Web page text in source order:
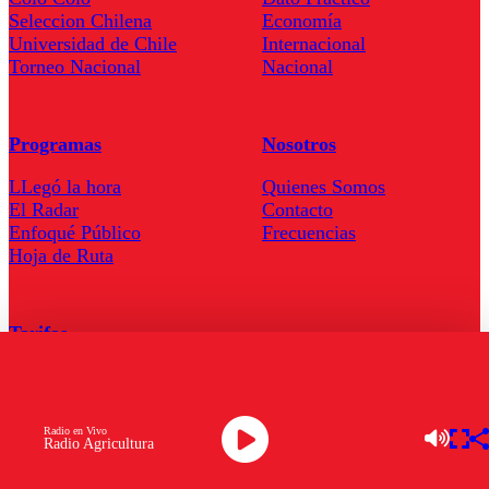
Radio Agricultura
Radio en Vivo
Seleccion Chilena
Universidad de Chile
Torneo Nacional
Economía
Internacional
Nacional
Programas
LLegó la hora
El Radar
Enfoqué Público
Hoja de Ruta
Nosotros
Quienes Somos
Contacto
Frecuencias
Tarifas